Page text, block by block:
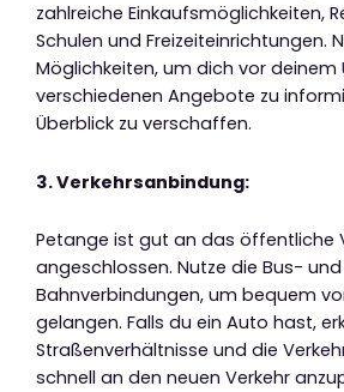
zahlreiche Einkaufsmöglichkeiten,
Schulen und Freizeiteinrichtungen.
Möglichkeiten, um dich vor deinem
verschiedenen Angebote zu
Überblick zu verschaffen.
3. Verkehrsanbindung:
Petange ist gut an das öffentliche
angeschlossen. Nutze die Bus- und
Bahnverbindungen, um bequem
gelangen. Falls du ein Auto hast,
Straßenverhältnisse und die
schnell an den neuen Verkehr